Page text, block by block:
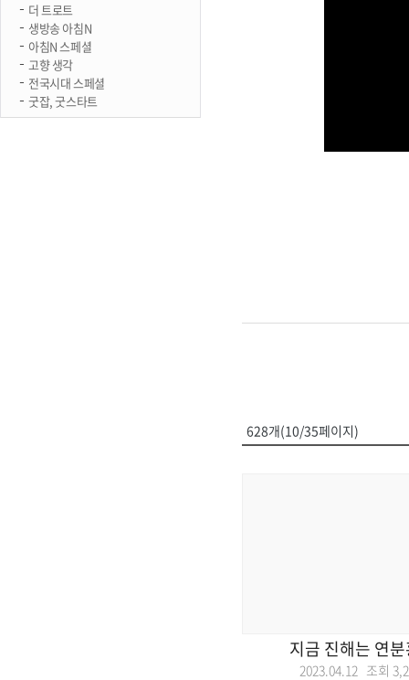
더 트로트
생방송 아침N
아침N 스페셜
고향 생각
전국시대 스페셜
굿잡, 굿스타트
628개(10/35페이지)
지금 진해는 연
2023.04.12 조회